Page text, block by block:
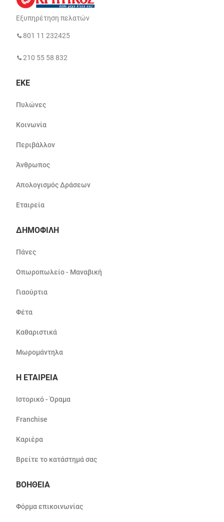
Εξυπηρέτηση πελατών
801 11 232425
210 55 58 832
ΕΚΕ
Πυλώνες
Κοινωνία
Περιβάλλον
Άνθρωπος
Απολογισμός Δράσεων
Εταιρεία
ΔΗΜΟΦΙΛΗ
Πάνες
Οπωροπωλείο - Μαναβική
Γιαούρτια
Φέτα
Καθαριστικά
Μωρομάντηλα
Η ΕΤΑΙΡΕΙΑ
Ιστορικό - Όραμα
Franchise
Καριέρα
Βρείτε το κατάστημά σας
ΒΟΗΘΕΙΑ
Φόρμα επικοινωνίας